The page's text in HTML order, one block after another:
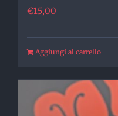
€15,00
Aggiungi al carrello